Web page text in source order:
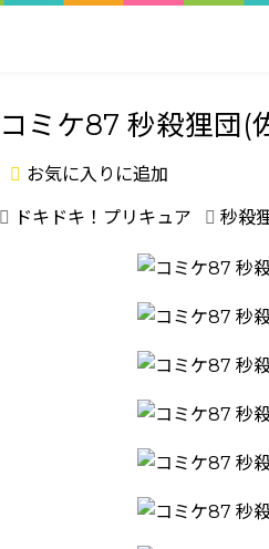
コミケ87 秒殺狸団(
お気に入りに追加
ドキドキ！プリキュア 秒殺